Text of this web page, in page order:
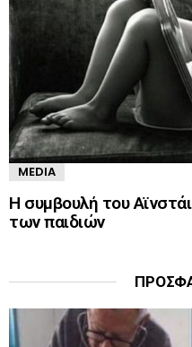
MEDIA
Η συμβουλή του
των παιδιών